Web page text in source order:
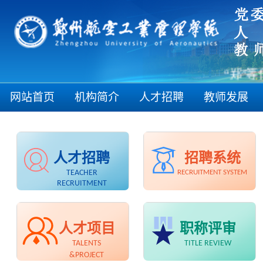
“郑”等
网站首页 机构简介 人才招聘 教师发展
人才招聘
TEACHER
RECRUITMENT
招聘系统
RECRUITMENT SYSTEM
人才项目
TALENTS
&PROJECT
职称评审
TITLE REVIEW